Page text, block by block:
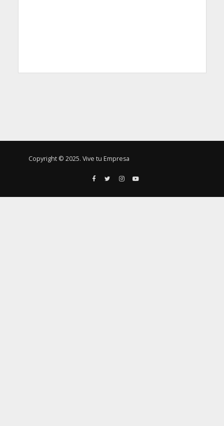
Copyright © 2025. Vive tu Empresa